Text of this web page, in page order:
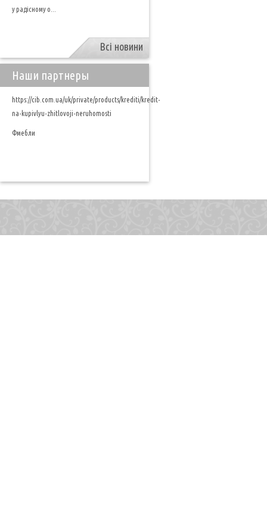
у радісному о...
Всі новини
Наши партнеры
https://cib.com.ua/uk/private/products/krediti/kredit-
na-kupivlyu-zhitlovoji-neruhomosti
Фмебли